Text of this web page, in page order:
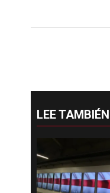
LEE TAMBIÉN